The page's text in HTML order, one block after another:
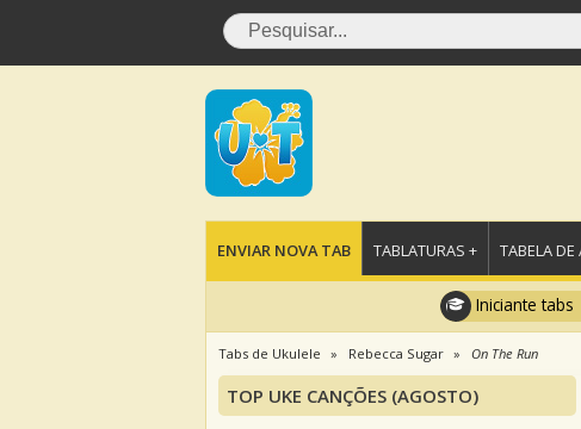
ENVIAR NOVA TAB TABLATURAS + TABELA DE
Iniciante tabs
Tabs de Ukulele Rebecca Sugar On The Run
TOP UKE CANÇÕES (AGOSTO)